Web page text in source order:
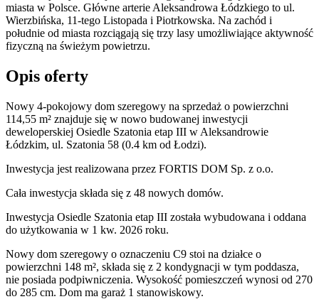
miasta w Polsce. Główne arterie Aleksandrowa Łódzkiego to ul.
Wierzbińska, 11-tego Listopada i Piotrkowska. Na zachód i
południe od miasta rozciągają się trzy lasy umożliwiające aktywność
fizyczną na świeżym powietrzu.
Opis oferty
Nowy 4-pokojowy dom szeregowy na sprzedaż o powierzchni
114,55 m² znajduje się w nowo budowanej inwestycji
deweloperskiej Osiedle Szatonia etap III w Aleksandrowie
Łódzkim, ul. Szatonia 58 (0.4 km od Łodzi).
Inwestycja jest realizowana przez FORTIS DOM Sp. z o.o.
Cała inwestycja składa się z 48 nowych domów.
Inwestycja Osiedle Szatonia etap III została wybudowana i oddana
do użytkowania w 1 kw. 2026 roku.
Nowy dom szeregowy o oznaczeniu C9 stoi na działce o
powierzchni 148 m², składa się z 2 kondygnacji w tym poddasza,
nie posiada podpiwniczenia. Wysokość pomieszczeń wynosi od 270
do 285 cm. Dom ma garaż 1 stanowiskowy.